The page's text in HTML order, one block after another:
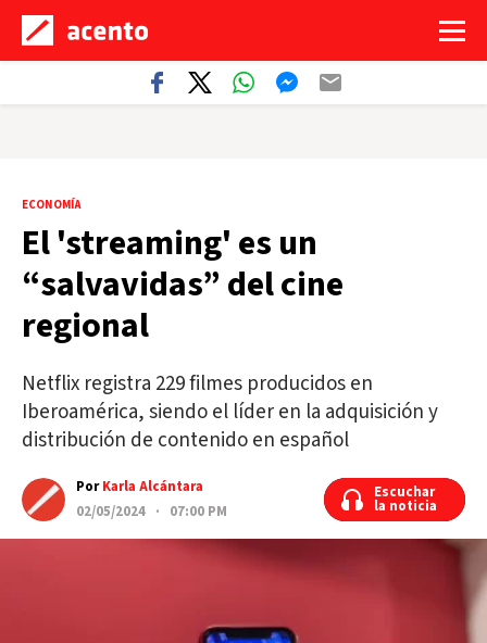
ECONOMÍA
El 'streaming' es un
“salvavidas” del cine
regional
Netflix registra 229 filmes producidos en
Iberoamérica, siendo el líder en la adquisición y
distribución de contenido en español
PorKarla Alcántara
02/05/2024 · 07:00 PM
Escuchar
la noticia
Escuchar
la noticia